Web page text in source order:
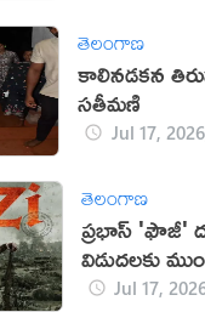
తెలంగాణ
కాలినడకన
సతీమణి
Jul 17,
తెలంగాణ
ప్రభాస్ 'ఫౌజీ'
విడుదలకు
సగం రికవరీ!
Jul 17,